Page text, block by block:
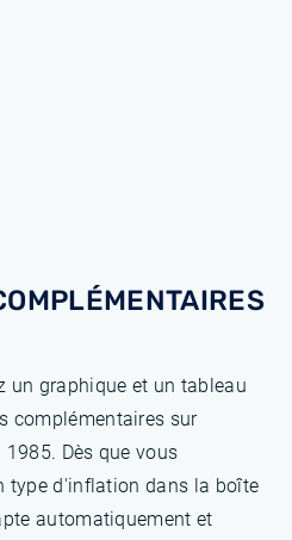
un graphique et un tableau
complémentaires sur
Dès que vous
type d'inflation dans la boîte
automatiquement et